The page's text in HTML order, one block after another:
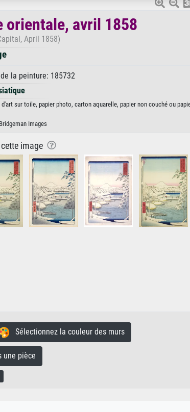
orientale, avril 1858
April 1858)
la peinture: 185732
sur toile, papier photo, carton aquarelle, papier non couché ou
Images
image
Sélectionnez la couleur des murs
pièce